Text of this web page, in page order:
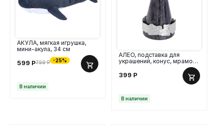
АКУЛА, мягкая игрушка,
мини-акула, 34 см
599 Р799 Р -25%
В наличии
АЛЕО, подставка для
украшений, конус, мрамор,
399 Р
В наличии